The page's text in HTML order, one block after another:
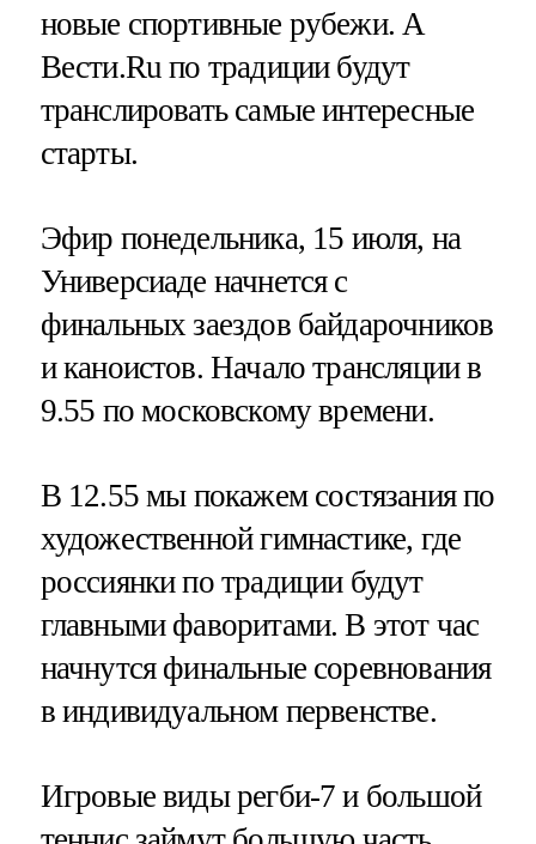
новые спортивные рубежи. А
Вести.Ru по традиции будут
транслировать самые интересные
старты.
Эфир понедельника, 15 июля, на
Универсиаде начнется с
финальных заездов байдарочников
и каноистов. Начало трансляции в
9.55 по московскому времени.
В 12.55 мы покажем состязания по
художественной гимнастике, где
россиянки по традиции будут
главными фаворитами. В этот час
начнутся финальные соревнования
в индивидуальном первенстве.
Игровые виды регби-7 и большой